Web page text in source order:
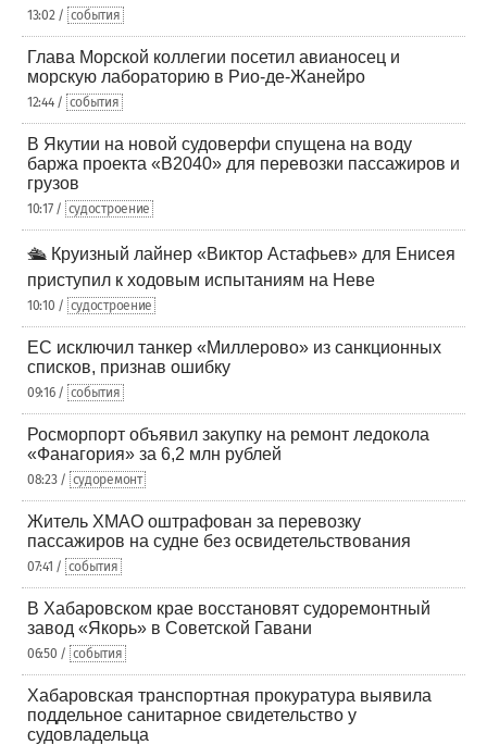
13:02 / события
Глава Морской коллегии посетил авианосец и
морскую лабораторию в Рио-де-Жанейро
12:44 / события
В Якутии на новой судоверфи спущена на воду
баржа проекта «В2040» для перевозки пассажиров и
грузов
10:17 / судостроение
🛳️ Круизный лайнер «Виктор Астафьев» для Енисея
приступил к ходовым испытаниям на Неве
10:10 / судостроение
ЕС исключил танкер «Миллерово» из санкционных
списков, признав ошибку
09:16 / события
Росморпорт объявил закупку на ремонт ледокола
«Фанагория» за 6,2 млн рублей
08:23 / судоремонт
Житель ХМАО оштрафован за перевозку
пассажиров на судне без освидетельствования
07:41 / события
В Хабаровском крае восстановят судоремонтный
завод «Якорь» в Советской Гавани
06:50 / события
Хабаровская транспортная прокуратура выявила
поддельное санитарное свидетельство у
судовладельца